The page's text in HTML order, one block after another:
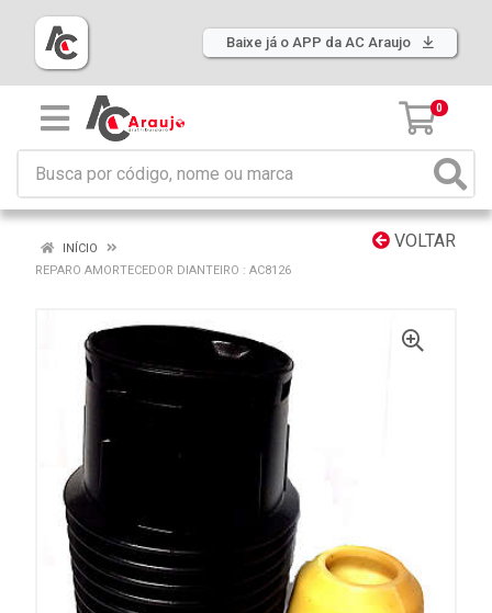
Baixe já o APP da AC Araujo
0
VOLTAR
INÍCIO
REPARO AMORTECEDOR DIANTEIRO : AC8126